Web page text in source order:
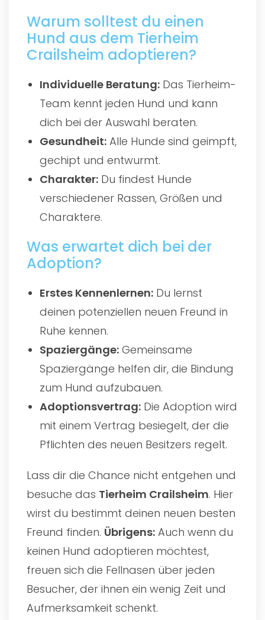
Warum solltest du einen
Hund aus dem Tierheim
Crailsheim adoptieren?
Individuelle Beratung: Das Tierheim-
Team kennt jeden Hund und kann
dich bei der Auswahl beraten.
Gesundheit: Alle Hunde sind geimpft,
gechipt und entwurmt.
Charakter: Du findest Hunde
verschiedener Rassen, Größen und
Charaktere.
Was erwartet dich bei der
Adoption?
Erstes Kennenlernen: Du lernst
deinen potenziellen neuen Freund in
Ruhe kennen.
Spaziergänge: Gemeinsame
Spaziergänge helfen dir, die Bindung
zum Hund aufzubauen.
Adoptionsvertrag: Die Adoption wird
mit einem Vertrag besiegelt, der die
Pflichten des neuen Besitzers regelt.
Lass dir die Chance nicht entgehen und
besuche das Tierheim Crailsheim. Hier
wirst du bestimmt deinen neuen besten
Freund finden. Übrigens: Auch wenn du
keinen Hund adoptieren möchtest,
freuen sich die Fellnasen über jeden
Besucher, der ihnen ein wenig Zeit und
Aufmerksamkeit schenkt.